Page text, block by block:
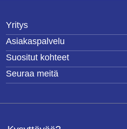
Yritys
Asiakaspalvelu
Suositut kohteet
Seuraa meitä